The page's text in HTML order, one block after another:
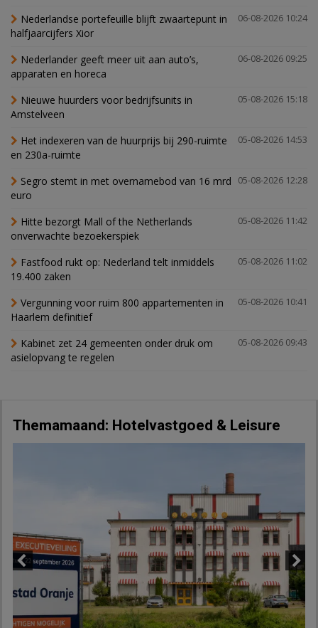
06-08-2026 10:24
Nederlandse portefeuille blijft zwaartepunt in
halfjaarcijfers Xior
06-08-2026 09:25
Nederlander geeft meer uit aan auto’s,
apparaten en horeca
05-08-2026 15:18
Nieuwe huurders voor bedrijfsunits in
Amstelveen
05-08-2026 14:53
Het indexeren van de huurprijs bij 290-ruimte
en 230a-ruimte
05-08-2026 12:28
Segro stemt in met overnamebod van 16 mrd
euro
05-08-2026 11:42
Hitte bezorgt Mall of the Netherlands
onverwachte bezoekerspiek
05-08-2026 11:02
Fastfood rukt op: Nederland telt inmiddels
19.400 zaken
05-08-2026 10:41
Vergunning voor ruim 800 appartementen in
Haarlem definitief
05-08-2026 09:43
Kabinet zet 24 gemeenten onder druk om
asielopvang te regelen
Themamaand: Hotelvastgoed & Leisure
Next